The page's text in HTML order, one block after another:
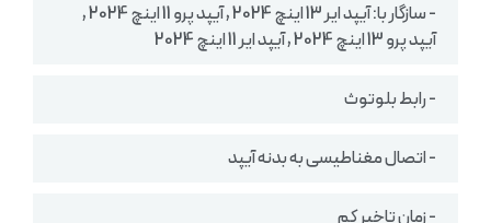
- سازگار با: آیپد ایر 13 اینچ 2024 , آیپد پرو 11 اینچ 2024 ,
آیپد پرو 13 اینچ 2024 , آیپد ایر 11 اینچ 2024
- رابط بلوتوث
- اتصال مغناطیسی به بدنه آیپد
- زمان تاخیر کم